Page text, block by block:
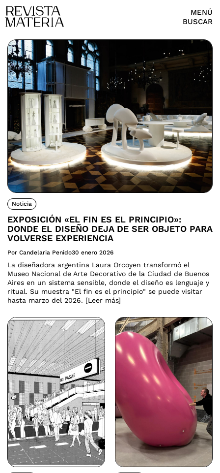
MENÚ
BUSCAR
Noticia
EXPOSICIÓN «EL FIN ES EL PRINCIPIO»:
DONDE EL DISEÑO DEJA DE SER OBJETO PARA
VOLVERSE EXPERIENCIA
Por Candelaria Penido30 enero 2026
La diseñadora argentina Laura Orcoyen transformó el
Museo Nacional de Arte Decorativo de la Ciudad de Buenos
Aires en un sistema sensible, donde el diseño es lenguaje y
ritual. Su muestra "El fin es el principio" se puede visitar
hasta marzo del 2026. [Leer más]